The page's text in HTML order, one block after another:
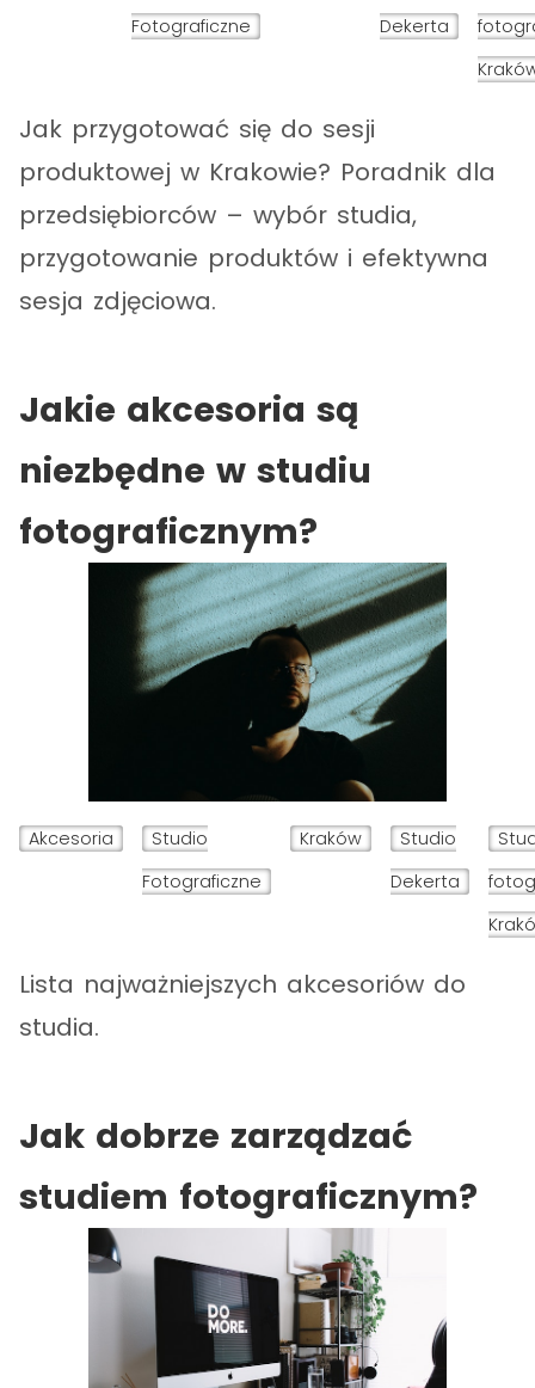
Fotograficzne
Dekerta
Jak przygotować się do sesji
produktowej w Krakowie? Poradnik dla
przedsiębiorców – wybór studia,
przygotowanie produktów i efektywna
sesja zdjęciowa.
Jakie akcesoria są
niezbędne w studiu
fotograficznym?
Akcesoria
Studio
Fotograficzne
Kraków
Studio
Dekerta
Lista najważniejszych akcesoriów do
studia.
Jak dobrze zarządzać
studiem fotograficznym?